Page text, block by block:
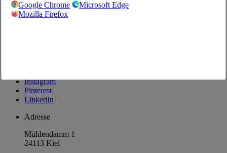
Google Chrome
Microsoft Edge
Mozilla Firefox
@Chefs Culinar
Instagram
Pinterest
LinkedIn
Adresse
Mühlendamm 1
24113 Kiel